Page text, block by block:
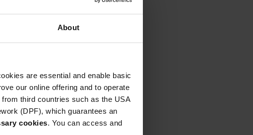
About
are essential and enable basic
our online offering and to operate
third countries such as the USA
(DPF), which guarantees an
cookies. You can access and